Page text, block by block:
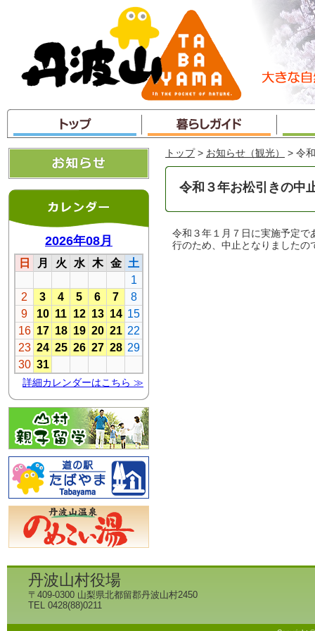
ャ
ン
プ
トップ > お知らせ（観光） > 令
令和３年お松引きの中
令和３年１月７日に実施予定で
行のため、中止となりましたの
丹波山村役場
〒409-0300 山梨県北都留郡丹波山村2450
TEL 0428(88)0211